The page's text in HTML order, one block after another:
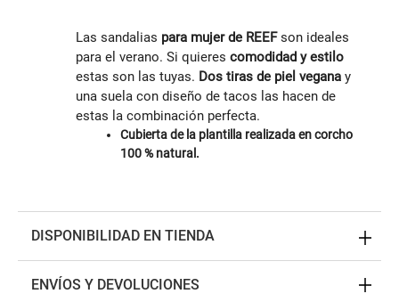
Las sandalias para mujer de REEFson ideales
para el verano. Si quieres comodidad y estilo
estas son las tuyas. Dos tiras de piel vegana y
una suela con diseño de tacos las hacen de
estas la combinación perfecta.
Cubierta de la plantilla realizada en corcho
100 % natural.
DISPONIBILIDAD EN TIENDA
ENVÍOS Y DEVOLUCIONES